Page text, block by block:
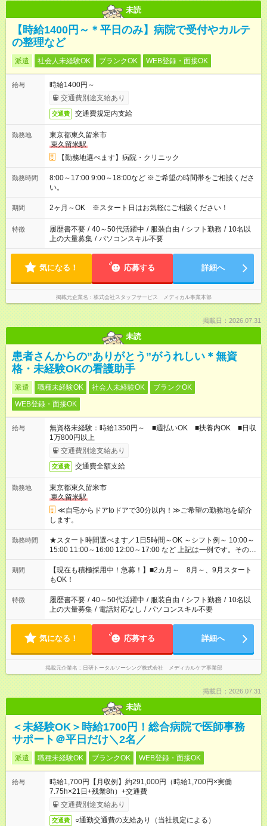
未読
【時給1400円～＊平日のみ】病院で受付やカルテ
の整理など
派遣 社会人未経験OK ブランクOK WEB登録・面接OK
給与
時給1400円～
交通費別途支給あり
交通費 交通費規定内支給
勤務地
東京都東久留米市
東久留米駅
【勤務地選べます】病院・クリニック
勤務時間
8:00～17:00 9:00～18:00など ※ご希望の時間帯をご相談くださ
い。
期間 2ヶ月～OK ※スタート日はお気軽にご相談ください！
特徴 履歴書不要 / 40～50代活躍中 / 服装自由 / シフト勤務 / 10名以
上の大量募集 / パソコンスキル不要
気になる！ 応募する 詳細へ
掲載元企業名 株式会社スタッフサービス メディカル事業本部
掲載日：2026.07.31
未読
患者さんからの”ありがとう”がうれしい＊無資
格・未経験OKの看護助手
派遣 職種未経験OK 社会人未経験OK
ブランクOK
WEB登録・面接OK
給与
無資格未経験：時給1350円～ ■週払いOK ■扶養内OK ■日収
1万800円以上
交通費別途支給あり
交通費 交通費全額支給
勤務地
東京都東久留米市
東久留米駅
≪自宅からドアtoドアで30分以内！≫ご希望の勤務地を紹介
します。
勤務時間
★スタート時間選べます／1日5時間～OK ～シフト例～ 10:00～
15:00 11:00～16:00 12:00～17:00 など 上記は一例です。その他
シフトもご相談ください。 ※Wワークの場合当社と合わせて法
定労働時間が週40時間を超えなければOKです。
期間
【現在も積極採用中！急募！】■2カ月～ 8月～、9月スタート
もOK！
特徴 履歴書不要 / 40～50代活躍中 / 服装自由 / シフト勤務 / 10名以
上の大量募集 / 電話対応なし / パソコンスキル不要
気になる！ 応募する 詳細へ
掲載元企業名 日研トータルソーシング株式会社 メディカルケア事業部
掲載日：2026.07.31
未読
＜未経験OK＞時給1700円！総合病院で医師事務
サポート＠平日だけ＼2名／
派遣 職種未経験OK ブランクOK WEB登録・面接OK
給与
時給1,700円【月収例】約291,000円（時給1,700円×実働
7.75h×21日+残業8h）+交通費
交通費別途支給あり
交通費 ○通勤交通費の支給あり（当社規定による）